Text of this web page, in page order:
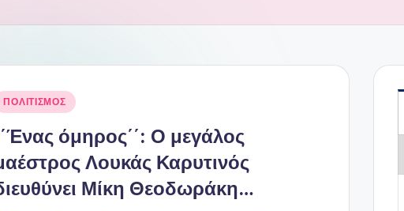
ΠΟΛΙΤΙΣΜΟΣ
όμηρος΄΄: Ο μεγάλος
Λουκάς Καρυτινός
Μίκη Θεοδωράκη…